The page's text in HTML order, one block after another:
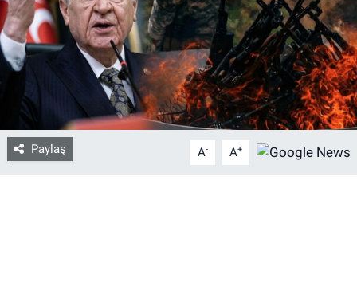
Paylaş A- A+
İletişim/Künye
Yaşam
Gözden Kaçmasın
İletişim (Künye)